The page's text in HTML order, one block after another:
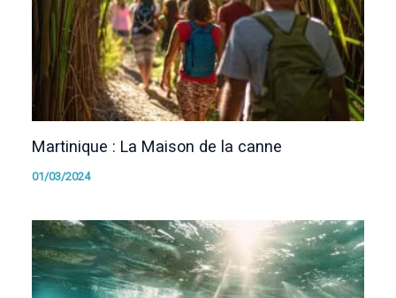
Martinique : La Maison de la canne
01/03/2024